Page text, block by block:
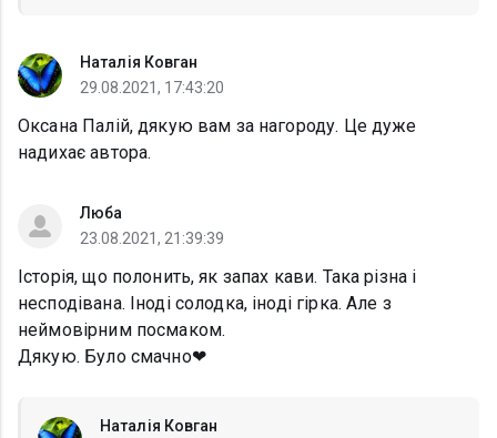
Наталія Ковган
29.08.2021, 17:43:20
Оксана Палій, дякую вам за нагороду. Це дуже
надихає автора.
Люба
23.08.2021, 21:39:39
Історія, що полонить, як запах кави. Така різна і
несподівана. Іноді солодка, іноді гірка. Але з
неймовірним посмаком.
Дякую. Було смачно❤
Наталія Ковган